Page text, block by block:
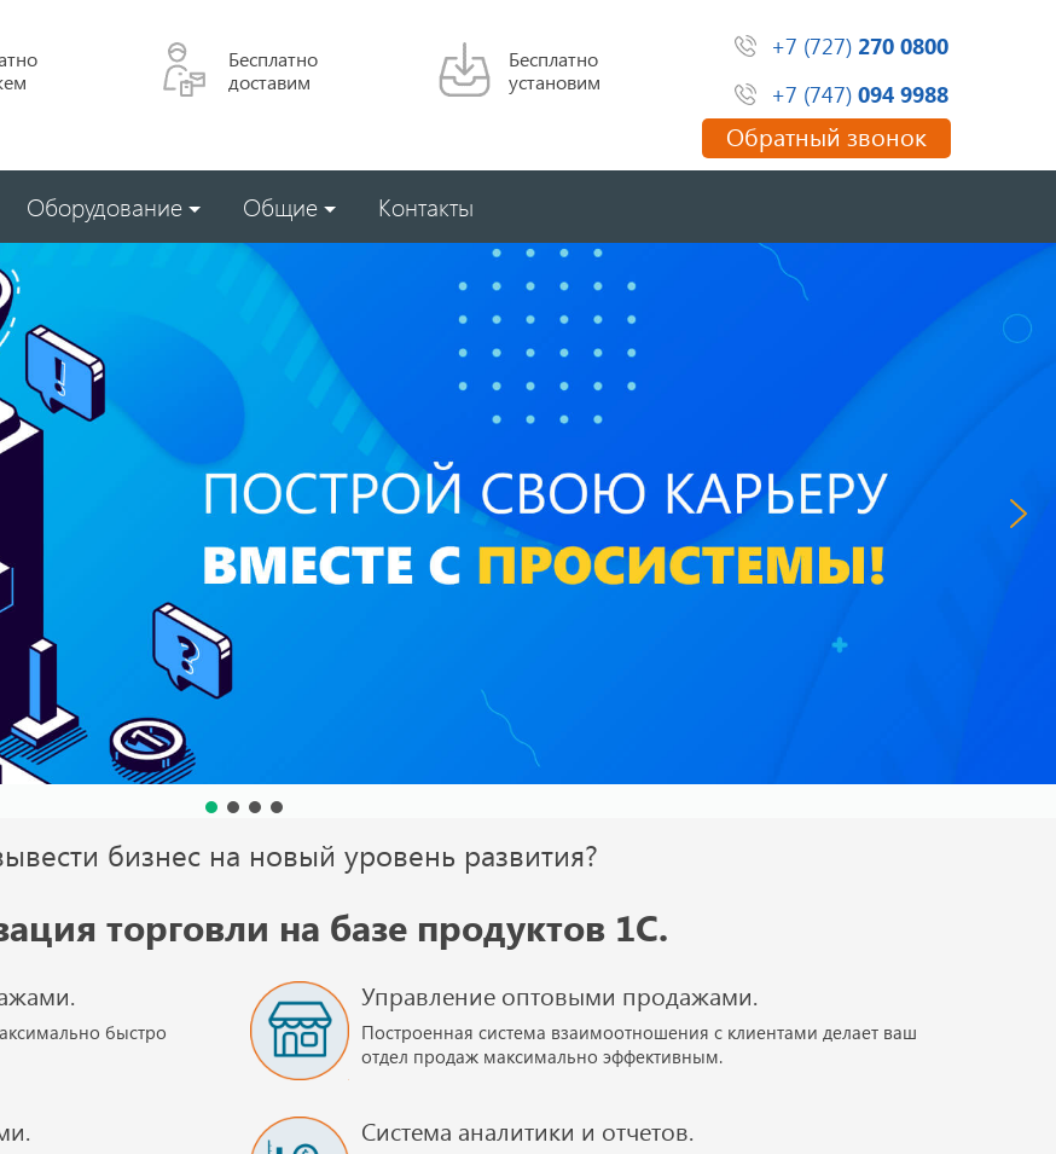
Бесплатно
доставим
Бесплатно
установим
+7 (727) 270 0800
+7 (747) 094 9988
Обратный звонок
Оборудование Общие Контакты
бизнес на новый уровень развития?
торговли на базе продуктов 1С.
быстро
Управление оптовыми продажами.
Построенная система взаимоотношения с клиентами делает ваш
отдел продаж максимально эффективным.
Система аналитики и отчетов.